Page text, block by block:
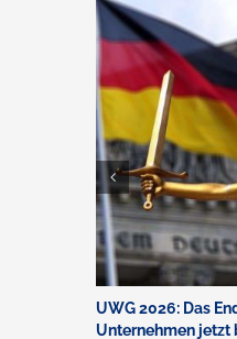
UWG 2026: Das
Unternehmen jetzt